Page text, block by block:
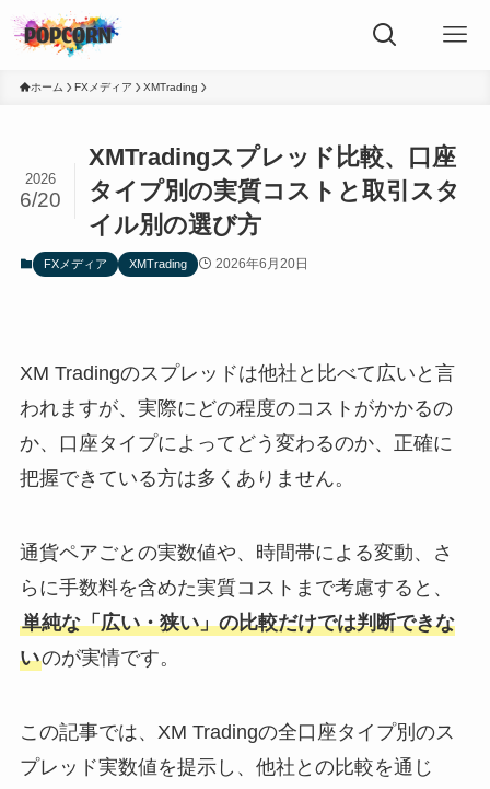
ホーム FXメディア XMTrading
XMTradingスプレッド比較、口座
タイプ別の実質コストと取引スタ
イル別の選び方
2026
6/20
FXメディア XMTrading 2026年6月20日
XM Tradingのスプレッドは他社と比べて広いと言
われますが、実際にどの程度のコストがかかるの
か、口座タイプによってどう変わるのか、正確に
把握できている方は多くありません。
通貨ペアごとの実数値や、時間帯による変動、さ
らに手数料を含めた実質コストまで考慮すると、
単純な「広い・狭い」の比較だけでは判断できな
いのが実情です。
この記事では、XM Tradingの全口座タイプ別のス
プレッド実数値を提示し、他社との比較を通じ